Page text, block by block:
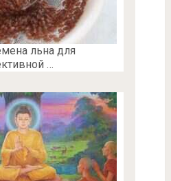
льна для
…